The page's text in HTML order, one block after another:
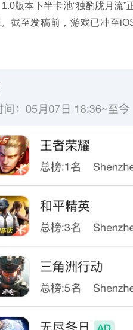
版本下半卡池“独酌胧月流
。截至发稿前，游戏已冲至